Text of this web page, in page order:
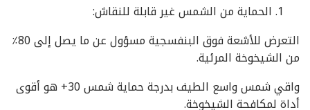
الحماية من الشمس غير قابلة للنقاش:
التعرض للأشعة فوق البنفسجية مسؤول عن ما يصل إلى 80٪
من الشيخوخة المرئية.
واقي شمس واسع الطيف بدرجة حماية شمس 30+ هو أقوى
أداة لمكافحة الشيخوخة.